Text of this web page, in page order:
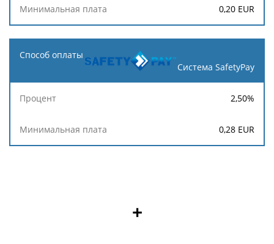
0,20 EUR
Система SafetyPay
2,50%
0,28 EUR
+